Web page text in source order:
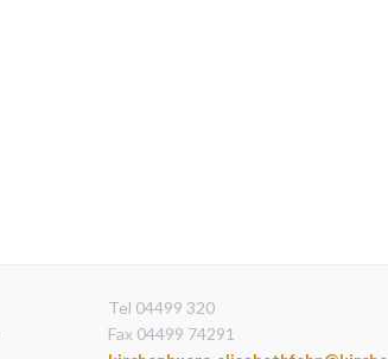
Tel 04499 320
Fax 04499 74291